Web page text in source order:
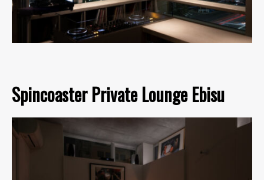
Spincoaster Private Lounge Ebisu